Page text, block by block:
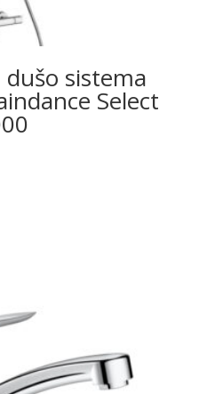
sistema
Select